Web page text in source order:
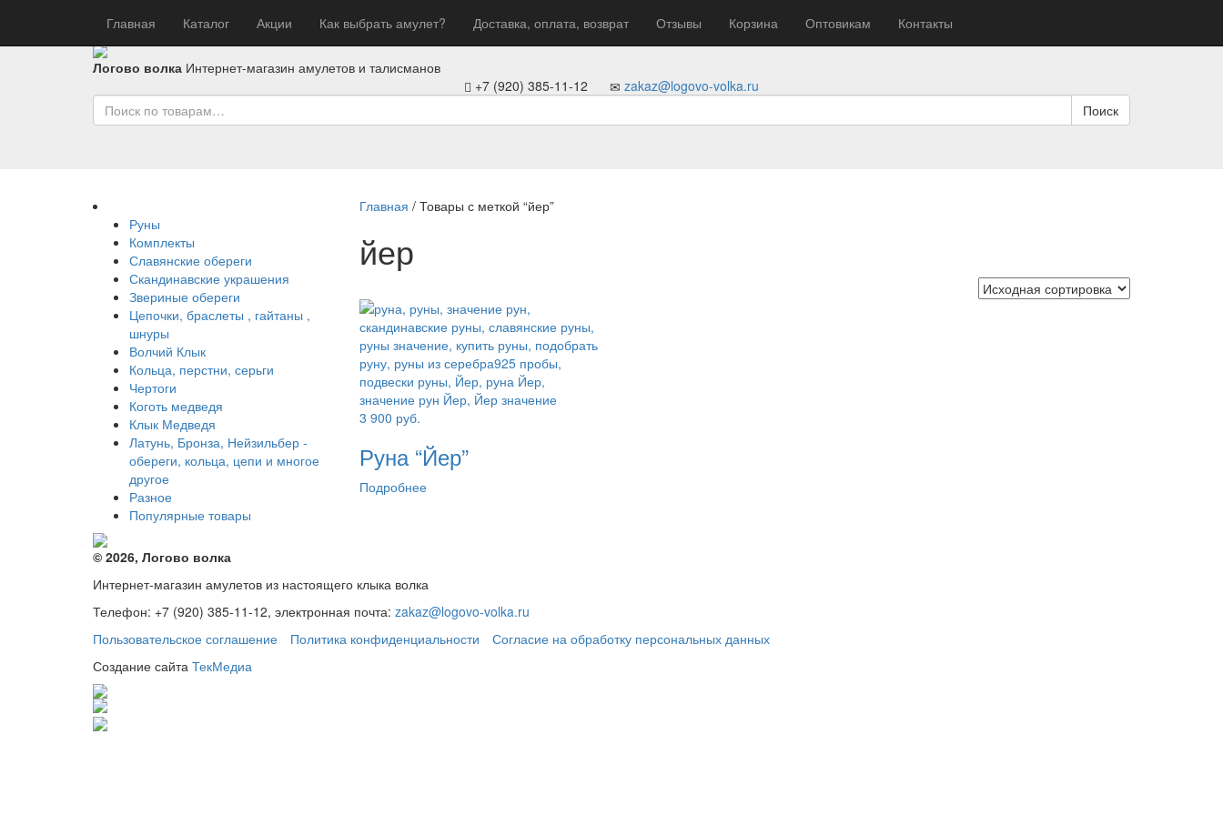
Главная Каталог Акции Как выбрать амулет? Доставка, оплата, возврат Отзывы Корзина Оптовикам Контакты
Логово волка Интернет-магазин амулетов и талисманов
+7 (920) 385-11-12
zakaz@logovo-volka.ru
Поиск
Руны
Комплекты
Славянские обереги
Скандинавские украшения
Звериные обереги
Цепочки, браслеты , гайтаны ,
шнуры
Волчий Клык
Кольца, перстни, серьги
Чертоги
Коготь медведя
Клык Медведя
Латунь, Бронза, Нейзильбер -
обереги, кольца, цепи и многое
другое
Разное
Популярные товары
Главная / Товары с меткой “йер”
йер
3 900 руб.
Руна “Йер”
Подробнее
© 2026, Логово волка
Интернет-магазин амулетов из настоящего клыка волка
Телефон: +7 (920) 385-11-12, электронная почта: zakaz@logovo-volka.ru
Пользовательское соглашение
Политика конфиденциальности
Согласие на обработку персональных данных
Создание сайта ТекМедиа